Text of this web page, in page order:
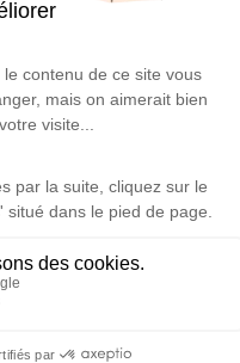
Déroulé